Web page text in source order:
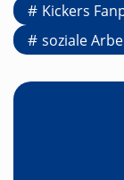
Kickers
soziale